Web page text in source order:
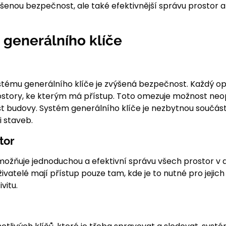
bezpečnost, ale také efektivnější správu prostor
generálního klíče
generálního klíče je zvýšená bezpečnost. Každý
ke kterým má přístup. Toto omezuje možnost
budovy. Systém generálního klíče je nezbytnou
staveb.
jednoduchou a efektivní správu všech prostor v
mají přístup pouze tam, kde je to nutné pro jejich